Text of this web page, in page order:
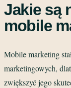
Jakie są
mobile
Mobile marketing
marketingowych,
zwiększyć jego